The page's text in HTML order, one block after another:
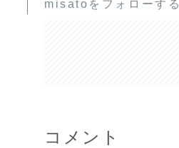
misatoをフォローする
コメント